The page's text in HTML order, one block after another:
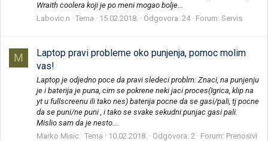
Wraith coolera koji je po meni mogao bolje...
Labovic.n
Tema 15.02.2018. Odgovora: 24 Forum: Servis
M
Laptop pravi probleme oko punjenja, pomoc molim
vas!
Laptop je odjedno poce da pravi sledeci problm: Znaci, na punjenju
je i baterija je puna, cim se pokrene neki jaci proces(Igrica, klip na
yt u fullscreenu ili tako nes) baterija pocne da se gasi/pali, tj pocne
da se puni/ne puni , i tako se svake sekudni punjac gasi pali.
Mislio sam da je nesto...
Marko Misic Tema 10.02.2018. Odgovora: 2 Forum: Prenosivi